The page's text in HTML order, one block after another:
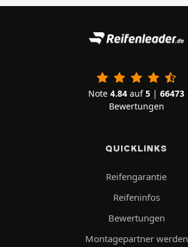
Note 4.84 auf5 | 66473
Bewertungen
QUICKLINKS
Reifengarantie
Reifeninfos
Bewertungen
Montagepartner werden